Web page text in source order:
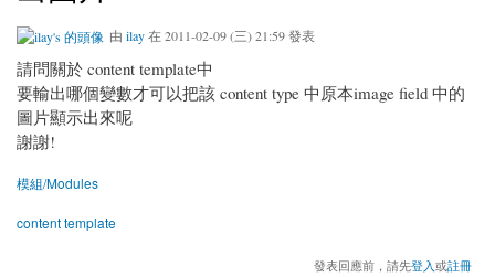
由 ilay在 2011-02-09 (三) 21:59 發表
請問關於 content template中
要輸出哪個變數才可以把該 content type 中原本image field 中的
圖片顯示出來呢
謝謝!
模組/Modules
content template
發表回應前，請先登入或註冊